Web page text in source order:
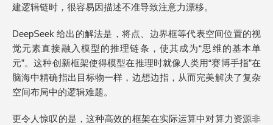
建逻辑链时，很容易因描述不准导致注意力漂移。
DeepSeek 给出的解法是，将点、边界框等代表空间位置的视
觉元素直接融入模型的推理链条，使其成为“思维的基本单
元”。这种创新框架使得模型在推理时就像人类用“赛博手指”在
脑海中精确指出目标物一样，边想边指，从而完美解决了复杂
空间布局中的逻辑难题。
更令人惊叹的是，这种高效的框架在实际运算中对算力资源非